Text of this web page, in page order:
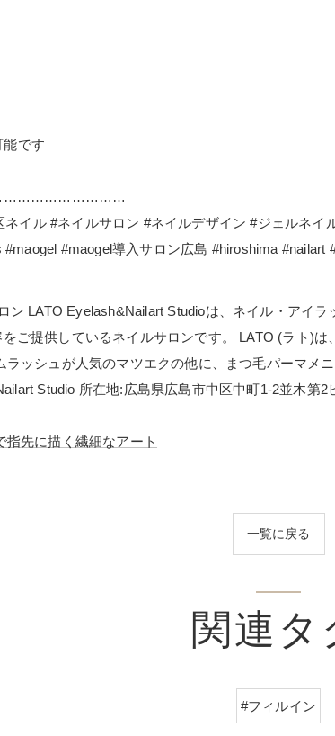
能です
イル #ネイルサロン #ネイルデザイン #ジェルネ
#maogel導入サロン広島 #hiroshima #nailart
ン LATO Eyelash&Nailart Studioは、ネイル・アイ
ご提供しているネイルサロンです。 LATO (ラト)
ッシュが人気のマツエクの他に、まつ毛パーマメ
Studio 所在地:広島県広島市中区中町1-2並木第2
指先に描く繊細なアート
一覧に戻る
関連タ
#フィルイン